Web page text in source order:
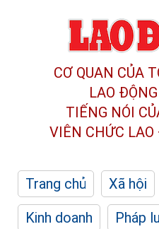
CƠ QUAN CỦA
LAO
TIẾNG NÓI
VIÊN CHỨC LAO
Trang chủ Xã hội
Kinh doanh
Pháp